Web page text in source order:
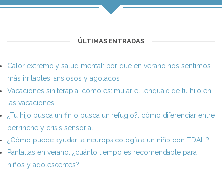
ÚLTIMAS ENTRADAS
Calor extremo y salud mental: por qué en verano nos sentimos
más irritables, ansiosos y agotados
Vacaciones sin terapia: cómo estimular el lenguaje de tu hijo en
las vacaciones
¿Tu hijo busca un fin o busca un refugio?: cómo diferenciar entre
berrinche y crisis sensorial
¿Cómo puede ayudar la neuropsicología a un niño con TDAH?
Pantallas en verano: ¿cuánto tiempo es recomendable para
niños y adolescentes?